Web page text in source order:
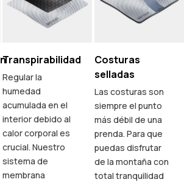
Transpirabilidad
Regular la
humedad
acumulada en el
interior debido al
calor corporal es
crucial. Nuestro
sistema de
membrana
Costuras
selladas
Las costuras son
siempre el punto
más débil de una
prenda. Para que
puedas disfrutar
de la montaña con
total tranquilidad